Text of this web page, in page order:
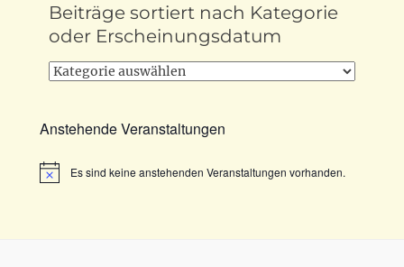
Beiträge sortiert nach Kategorie
oder Erscheinungsdatum
Beiträge
Kategorie
Erscheinungsdatum
Anstehende Veranstaltungen
HinweisEs sind keine anstehenden Veranstaltungen vorhanden.